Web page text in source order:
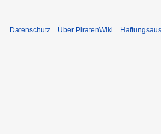
Datenschutz Über PiratenWiki